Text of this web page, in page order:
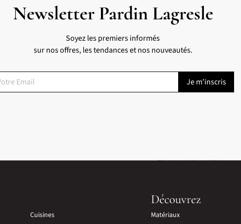
Newsletter Pardin Lagresle
Soyez les premiers informés
sur nos offres, les tendances et nos nouveautés.
Cuisines
Découvrez
Matériaux